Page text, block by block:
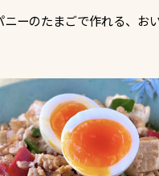
ーのたまごで作れる、お